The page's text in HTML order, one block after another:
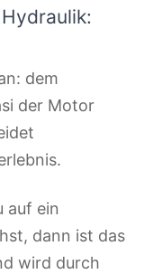
dem
der Motor
auf ein
dann ist das
wird durch